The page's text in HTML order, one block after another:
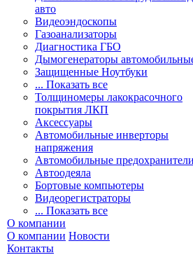
авто
Видеоэндоскопы
Газоанализаторы
Диагностика ГБО
Дымогенераторы
Защищенные Ноутбуки
... Показать все
Толщиномеры лакокрасочного
покрытия ЛКП
Аксессуары
Автомобильные инверторы
напряжения
Автомобильные
Автоодеяла
Бортовые компьютеры
Видеорегистраторы
... Показать все
О компании
О компании Новости
Контакты